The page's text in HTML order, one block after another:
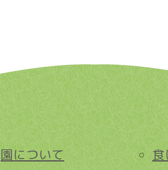
園について 食